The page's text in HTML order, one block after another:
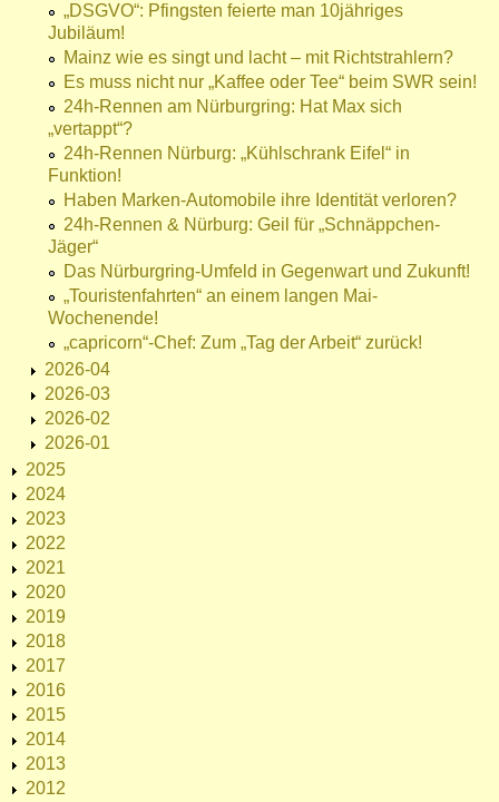
„DSGVO“: Pfingsten feierte man 10jähriges
Jubiläum!
Mainz wie es singt und lacht – mit Richtstrahlern?
Es muss nicht nur „Kaffee oder Tee“ beim SWR sein!
24h-Rennen am Nürburgring: Hat Max sich
„vertappt“?
24h-Rennen Nürburg: „Kühlschrank Eifel“ in
Funktion!
Haben Marken-Automobile ihre Identität verloren?
24h-Rennen & Nürburg: Geil für „Schnäppchen-
Jäger“
Das Nürburgring-Umfeld in Gegenwart und Zukunft!
„Touristenfahrten“ an einem langen Mai-
Wochenende!
„capricorn“-Chef: Zum „Tag der Arbeit“ zurück!
2026-04
2026-03
2026-02
2026-01
2025
2024
2023
2022
2021
2020
2019
2018
2017
2016
2015
2014
2013
2012